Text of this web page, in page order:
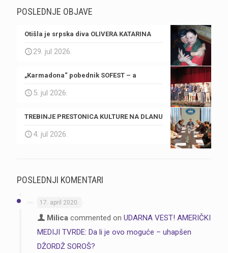
POSLEDNJE OBJAVE
Otišla je srpska diva OLIVERA KATARINA
29. jul 2026.
„Karmadona“ pobednik SOFEST – a
5. jul 2026.
TREBINJE PRESTONICA KULTURE NA DLANU
4. jul 2026.
POSLEDNJI KOMENTARI
17. april 2020.
Milica commented on UDARNA VEST! AMERIČKI
MEDIJI TVRDE: Da li je ovo moguće – uhapšen
DŽORDŽ SOROŠ?